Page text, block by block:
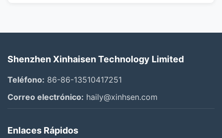
Shenzhen Xinhaisen Technology Limited
Teléfono: 86-86-13510417251
Correo electrónico: haily@xinhsen.com
Enlaces Rápidos